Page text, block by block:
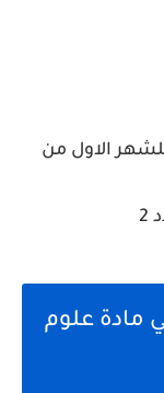
الاول من
مادة علوم